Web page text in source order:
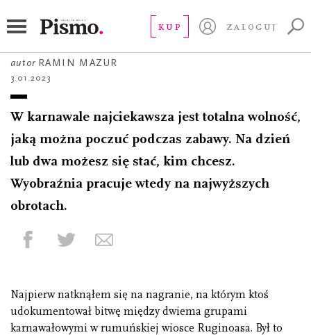
KUP ZALOGUJ
Wiejski karnawał
autor RAMIN MAZUR
3.01.2023
W karnawale najciekawsza jest totalna wolność,
jaką można poczuć podczas zabawy. Na dzień
lub dwa możesz się stać, kim chcesz.
Wyobraźnia pracuje wtedy na najwyższych
obrotach.
Najpierw natknąłem się na nagranie, na którym ktoś
udokumentował bitwę między dwiema grupami
karnawałowymi w rumuńskiej wiosce Ruginoasa. Był to